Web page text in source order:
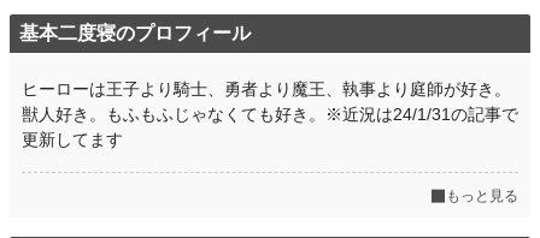
基本二度寝のプロフィール
ヒーローは王子より騎士、勇者より魔王、執事より庭師が好き。
獣人好き。もふもふじゃなくても好き。※近況は24/1/31の記事で
更新してます
もっと見る